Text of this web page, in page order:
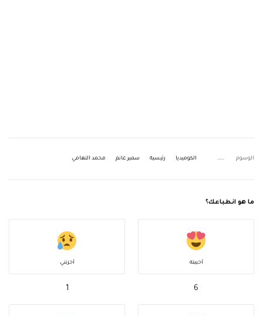
الوسوم الكوميديا رئيسية سمير غانم محمد التهامي
ما هو انطباعك؟
أحببته
6
أحزنني
1